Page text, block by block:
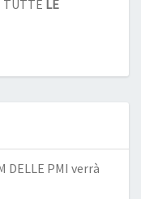
TUTTE LE
DELLE PMI verrà